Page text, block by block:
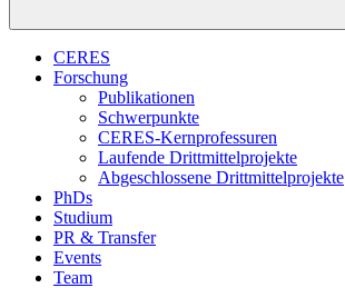
CERES
Forschung
Publikationen
Schwerpunkte
CERES-Kernprofessuren
Laufende Drittmittelprojekte
Abgeschlossene Drittmittelprojekte
PhDs
Studium
PR & Transfer
Events
Team